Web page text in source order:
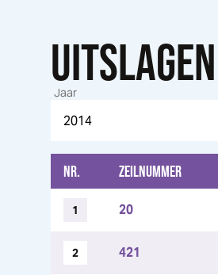
UITSLAGEN
Jaar
NR. ZEILNUMMER
1 20
2 421